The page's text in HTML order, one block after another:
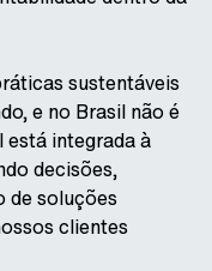
sustentáveis
e no Brasil não é
integrada à
decisões,
de soluções
clientes